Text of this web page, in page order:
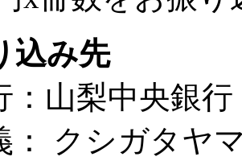
込み先
：山梨中央銀
： クシガタヤ